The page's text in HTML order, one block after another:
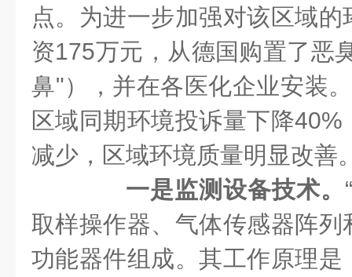
点。为进一步加强对该区域
资175万元，从德国购置了恶
鼻"），并在各医化企业安装
区域同期环境投诉量下降
减少，区域环境质量明显改善
一是监测设备技术。
取样操作器、气体传感器阵
功能器件组成。其工作原理